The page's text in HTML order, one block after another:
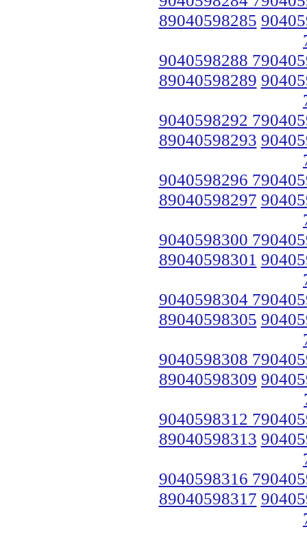
89040598285
9040598288
89040598289
9040598292
89040598293
9040598296
89040598297
9040598300
89040598301
9040598304
89040598305
9040598308
89040598309
9040598312
89040598313
9040598316
89040598317